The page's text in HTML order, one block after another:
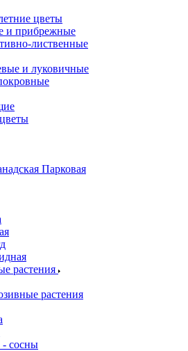
цветы
и прибрежные
лиственные
и луковичные
Парковая
растения
растения
- сосны